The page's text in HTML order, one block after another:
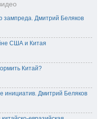
зампреда. Дмитрий Беляков
США и Китая
Китай?
инициатив. Дмитрий Беляков